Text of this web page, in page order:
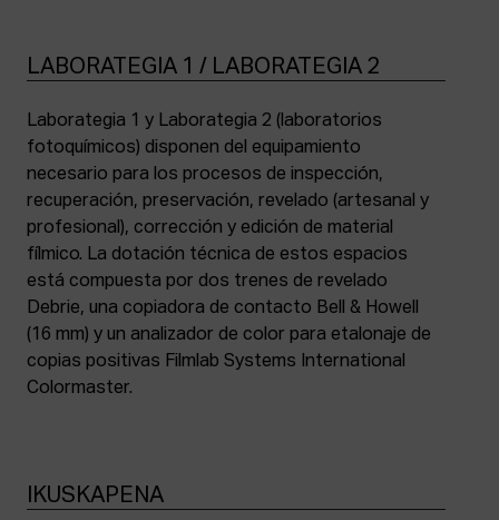
LABORATEGIA 1 / LABORATEGIA 2
Laborategia 1 y Laborategia 2 (laboratorios
fotoquímicos) disponen del equipamiento
necesario para los procesos de inspección,
recuperación, preservación, revelado (artesanal y
profesional), corrección y edición de material
fílmico. La dotación técnica de estos espacios
está compuesta por dos trenes de revelado
Debrie, una copiadora de contacto Bell & Howell
(16 mm) y un analizador de color para etalonaje de
copias positivas Filmlab Systems International
Colormaster.
IKUSKAPENA